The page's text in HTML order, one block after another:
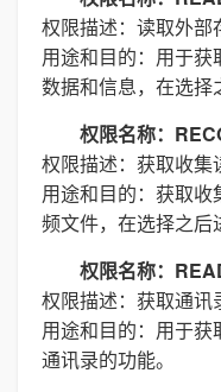
权限描述：读取外部
用途和目的：用于
数据和信息，在选择
权限名称：
权限描述：获取收集
用途和目的：获取
频文件，在选择之后
权限名称：
权限描述：获取通讯
用途和目的：用于
通讯录的功能。